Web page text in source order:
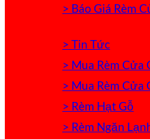
> Báo Giá Rèm
> Tin Tức
> Mua Rèm Cửa
> Mua Rèm Cửa
> Rèm Hạt Gỗ
> Rèm Ngăn